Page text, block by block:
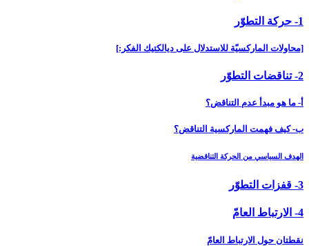
1- حركة التطوّر
[محاولات الماركسيّة للاستدلال على ديالكتيك الفكر:]
2- تناقضات التطوّر
أ- ما هو مبدأ عدم التناقض؟
ب- كيف فهمت الماركسية التناقض؟
الهدف السياسي من الحركة التناقضية
3- قفزات التطوّر
4- الارتباط العامّ‏
نقطتان حول الارتباط العامّ